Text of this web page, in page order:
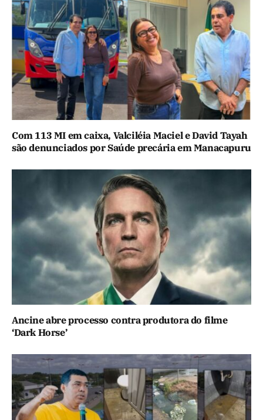
Com 113 MI em caixa, Valciléia Maciel e David Tayah
são denunciados por Saúde precária em Manacapuru
Ancine abre processo contra produtora do filme
‘Dark Horse’